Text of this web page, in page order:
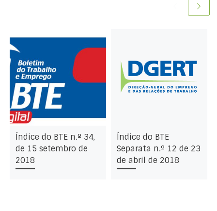
Índice do BTE n.º 34,
de 15 setembro de
2018
Índice do BTE
Separata n.º 12 de 23
de abril de 2018